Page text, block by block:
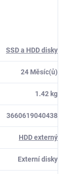
SSD a HDD disky
24 Měsíc(ů)
1.42 kg
3660619040438
HDD externý
Externí disky